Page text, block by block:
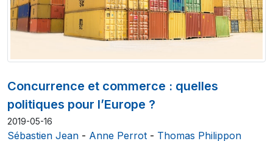
Concurrence et commerce : quelles
politiques pour l’Europe ?
2019-05-16
Sébastien Jean - Anne Perrot - Thomas Philippon